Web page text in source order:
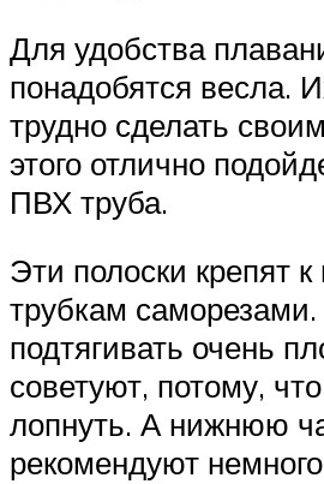
Для удобства
понадобятся весла.
трудно сделать
этого отлично
ПВХ труба.
Эти полоски крепят
трубкам
подтягивать очень
советуют, потому,
лопнуть. А нижнюю
рекомендуют немного